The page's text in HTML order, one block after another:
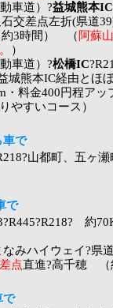
車道）?益城熊本IC
交差点左折(県道
約3時間） （ 阿蘇
）
車道）?松橋IC
城熊本IC経由とほ
・料金400円程アッ
やすいコース）
車で
山都町、五ヶ
で
約
みハイウェイ?県
点直進?高千穂 （
で